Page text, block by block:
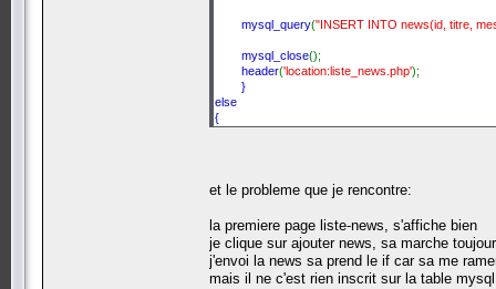
mysql_query("INSERT INTO news(id, titre,
mysql_close();
header('location:liste_news.php');
}
else
{
?>
et le probleme que je rencontre:
la premiere page liste-news, s'affiche bien
je clique sur ajouter news, sa marche
j'envoi la news sa prend le if car sa me
mais il ne c'est rien inscrit sur la table